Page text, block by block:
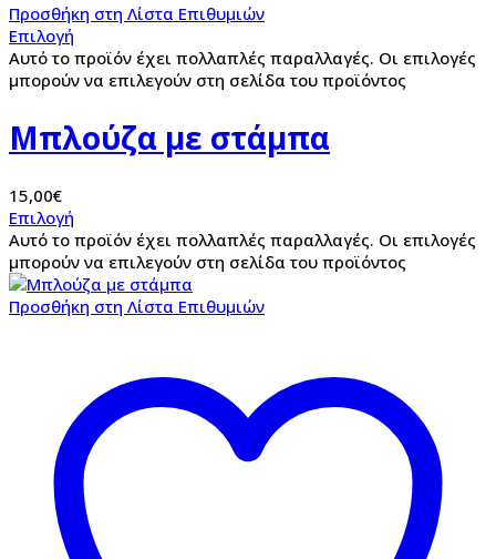
Προσθήκη στη Λίστα Επιθυμιών
Επιλογή
Αυτό το προϊόν έχει πολλαπλές παραλλαγές. Οι επιλογές
μπορούν να επιλεγούν στη σελίδα του προϊόντος
Μπλούζα με στάμπα
15,00€
Επιλογή
Αυτό το προϊόν έχει πολλαπλές παραλλαγές. Οι επιλογές
μπορούν να επιλεγούν στη σελίδα του προϊόντος
Προσθήκη στη Λίστα Επιθυμιών